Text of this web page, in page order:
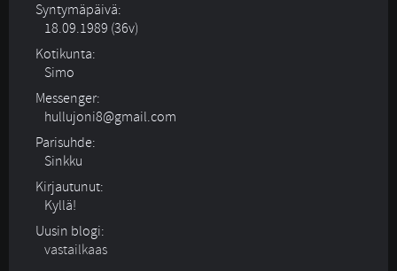
Syntymäpäivä:
18.09.1989 (36v)
Kotikunta:
Simo
Messenger:
hullujoni8@gmail.com
Parisuhde:
Sinkku
Kirjautunut:
Kyllä!
Uusin blogi:
vastailkaas